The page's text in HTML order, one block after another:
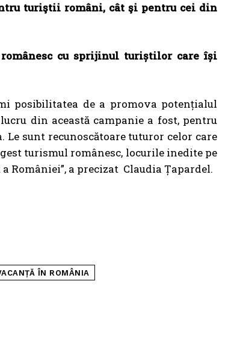
turiştii români, cât şi pentru cei din
cu sprijinul turiștilor care își
posibilitatea de a promova potențialul
din această campanie a fost, pentru
sunt recunoscătoare tuturor celor care
turismul românesc, locurile inedite pe
României”, a precizat Claudia Țapardel.
ÎN ROMÂNIA